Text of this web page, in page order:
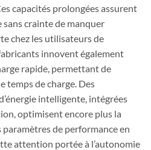
capacités prolongées assurent
crainte de manquer
chez les utilisateurs de
innovent également
rapide, permettant de
temps de charge. Des
intelligente, intégrées
optimisent encore plus la
de performance en
attention portée à l’autonomie